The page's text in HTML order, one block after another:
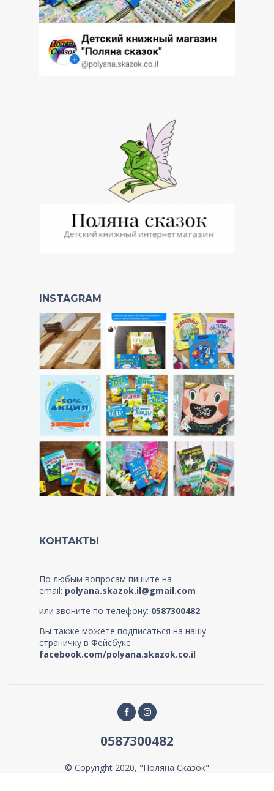
INSTAGRAM
КОНТАКТЫ
По любым вопросам пишите на
email: polyana.skazok.il@gmail.com
или звоните по телефону: 0587300482.
Вы также можете подписаться на нашу
страничку в Фейсбуке
facebook.com/polyana.skazok.co.il
0587300482
© Copyright 2020, "Поляна Сказок"